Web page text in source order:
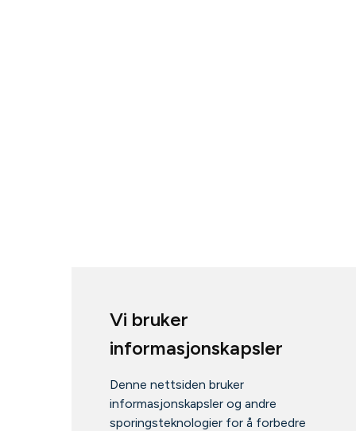
Vi bruker
informasjonskapsler
Denne nettsiden bruker
informasjonskapsler og andre
sporingsteknologier for å forbedre